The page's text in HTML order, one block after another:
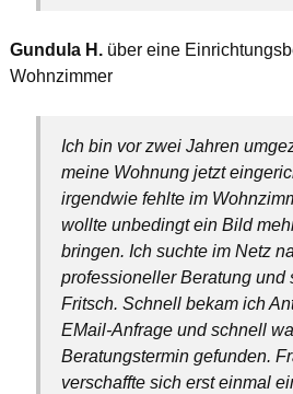
Gundula H. über eine
Wohnzimmer
Ich bin vor zwei Jahren
meine Wohnung jetzt
irgendwie fehlte im
wollte unbedingt ein Bild
bringen. Ich suchte im Netz
professioneller Beratung und
Fritsch. Schnell bekam ich
EMail-Anfrage und schnell
Beratungstermin gefunden.
verschaffte sich erst einmal